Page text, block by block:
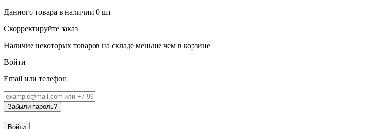
Данного товара в наличии 0 шт
Скорректируйте заказ
Наличие некоторых товаров на складе меньше чем в корзине
Войти
Email или телефон
Забыли пароль?
Войти